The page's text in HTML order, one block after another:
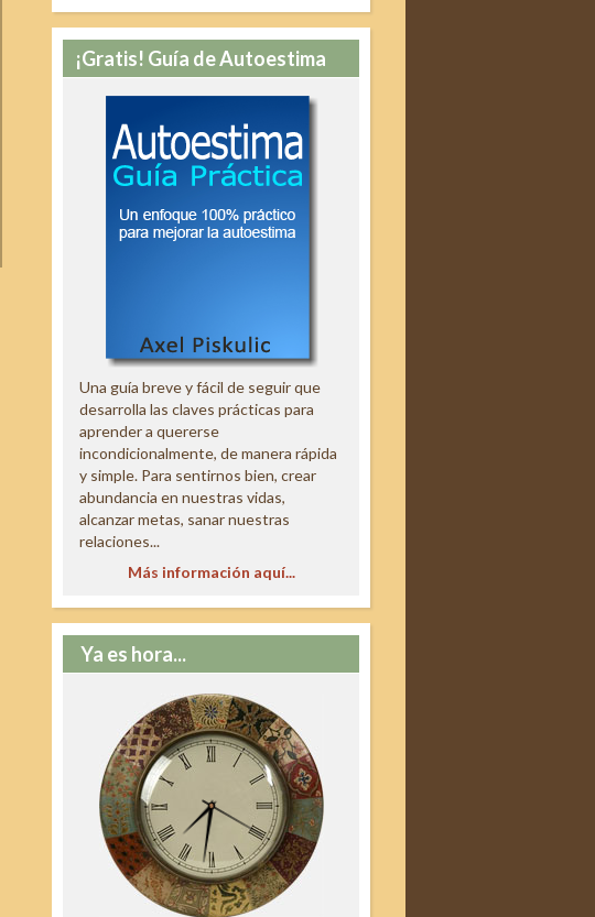
¡Gratis! Guía de Autoestima
Una guía breve y fácil de seguir que
desarrolla las claves prácticas para
aprender a quererse
incondicionalmente, de manera rápida
y simple. Para sentirnos bien, crear
abundancia en nuestras vidas,
alcanzar metas, sanar nuestras
relaciones...
Más información aquí...
Ya es hora...